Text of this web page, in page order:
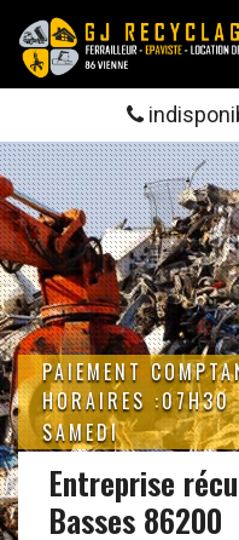
PAIEMENT
HORAIRES
SAMEDI
Entreprise
Basses 86200